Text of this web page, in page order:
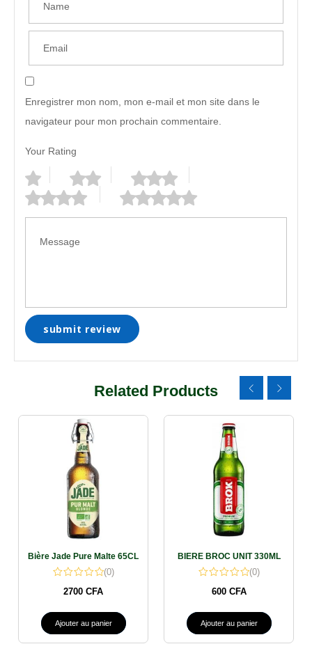
Enregistrer mon nom, mon e-mail et mon site dans le
navigateur pour mon prochain commentaire.
Your Rating
Related Products
Bière Jade Pure Malte 65CL
(0)
2700 CFA
Ajouter au panier
BIERE BROC UNIT 330ML
(0)
600 CFA
Ajouter au panier
Supermarché
mont sinaï
Nous sommes ouvert du lundi au dimanche de 8h30 à 22h30